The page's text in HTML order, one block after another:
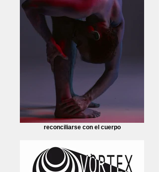
reconciliarse con el cuerpo